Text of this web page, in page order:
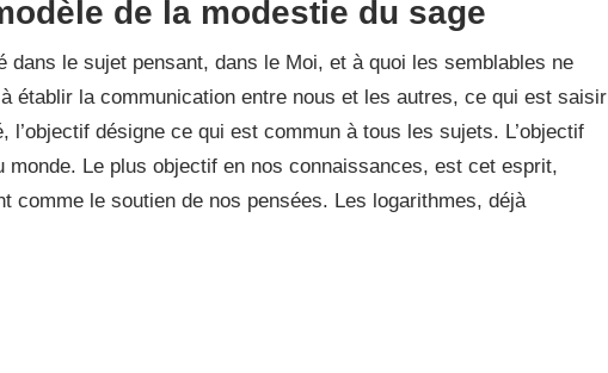
de la modestie du sage
dans le sujet pensant, dans le Moi, et à quoi les semblables ne
établir la communication entre nous et les autres, ce qui est saisir
l’objectif désigne ce qui est commun à tous les sujets. L’objectif
monde. Le plus objectif en nos connaissances, est cet esprit,
comme le soutien de nos pensées. Les logarithmes, déjà